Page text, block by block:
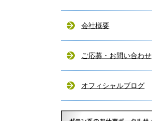
会社概要
ご応募・お問い合わせ
オフィシャルブログ